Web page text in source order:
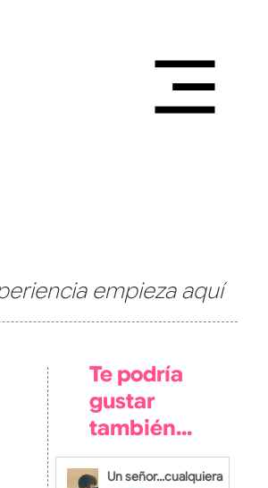
empieza aquí
Te podría
gustar
también...
Un señor...cualquiera